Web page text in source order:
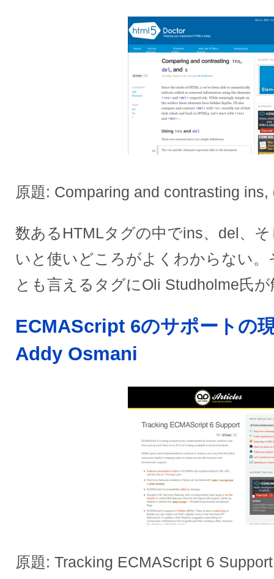
原題: Comparing and contrasting ins,
数あるHTMLタグの中でins、del、
いと使いどころがよくわからない
とも言えるタグにOli Studholme氏が
ECMAScript 6のサポートの
Addy Osmani
原題: Tracking ECMAScript 6 Support